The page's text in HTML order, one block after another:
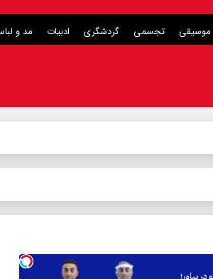
موسیقی تجسمی گردشگری ادبیات مد و